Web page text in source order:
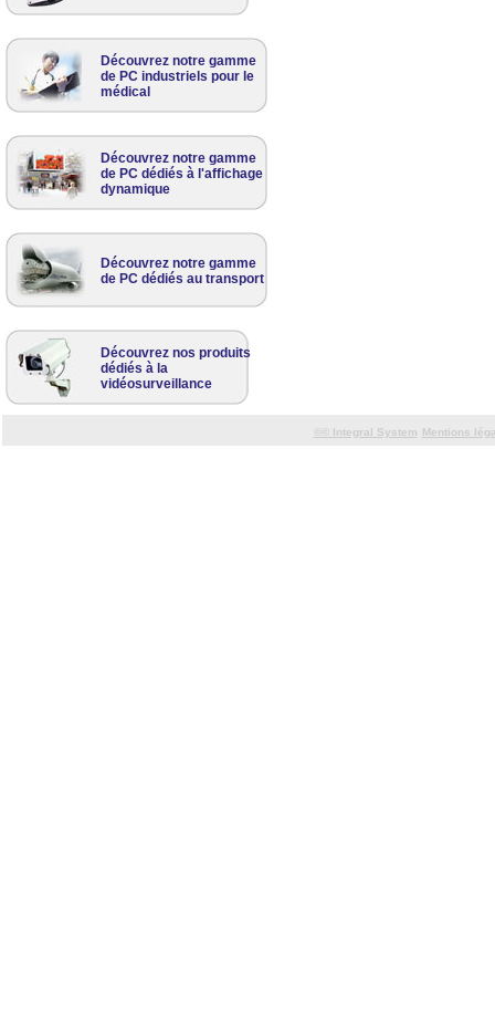
Integral System Mentions
Découvrez notre gamme
de PC industriels pour le
médical
Découvrez notre gamme
de PC dédiés à l'affichage
dynamique
Découvrez notre gamme
de PC dédiés au transport
Découvrez nos produits
dédiés à la
vidéosurveillance